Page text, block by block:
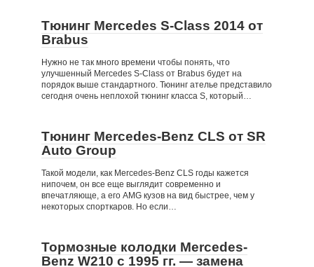
Тюнинг Mercedes S-Class 2014 от
Brabus
Нужно не так много времени чтобы понять, что
улучшенный Mercedes S-Class от Brabus будет на
порядок выше стандартного. Тюнинг ателье представило
сегодня очень неплохой тюнинг класса S, который…
Тюнинг Mercedes-Benz CLS от SR
Auto Group
Такой модели, как Mercedes-Benz CLS годы кажется
нипочем, он все еще выглядит современно и
впечатляюще, а его AMG кузов на вид быстрее, чем у
некоторых спорткаров. Но если…
Тормозные колодки Mercedes-
Benz W210 c 1995 гг. — замена